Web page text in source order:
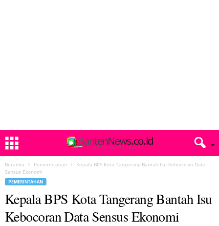
Beranda Pemerintahan
Kepala BPS Kota Tangerang Bantah Isu Kebocoran Data
Sensus Ekonomi
PEMERINTAHAN
Kepala BPS Kota Tangerang Bantah Isu
Kebocoran Data Sensus Ekonomi